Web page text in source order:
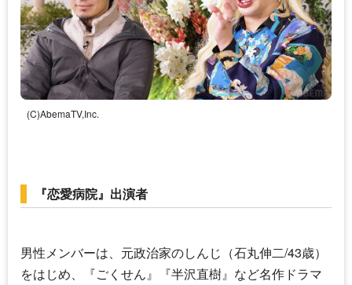
(C)AbemaTV,Inc.
『恋愛病院』出演者
男性メンバーは、元政治家のしんじ（石丸伸二/43歳）
をはじめ、『ごくせん』『半沢直樹』など名作ドラマ